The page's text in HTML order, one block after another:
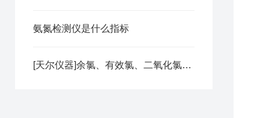
氨氮检测仪是什么指标
[天尔仪器]余氯、有效氯、二氧化氯、总氯的区别是什么